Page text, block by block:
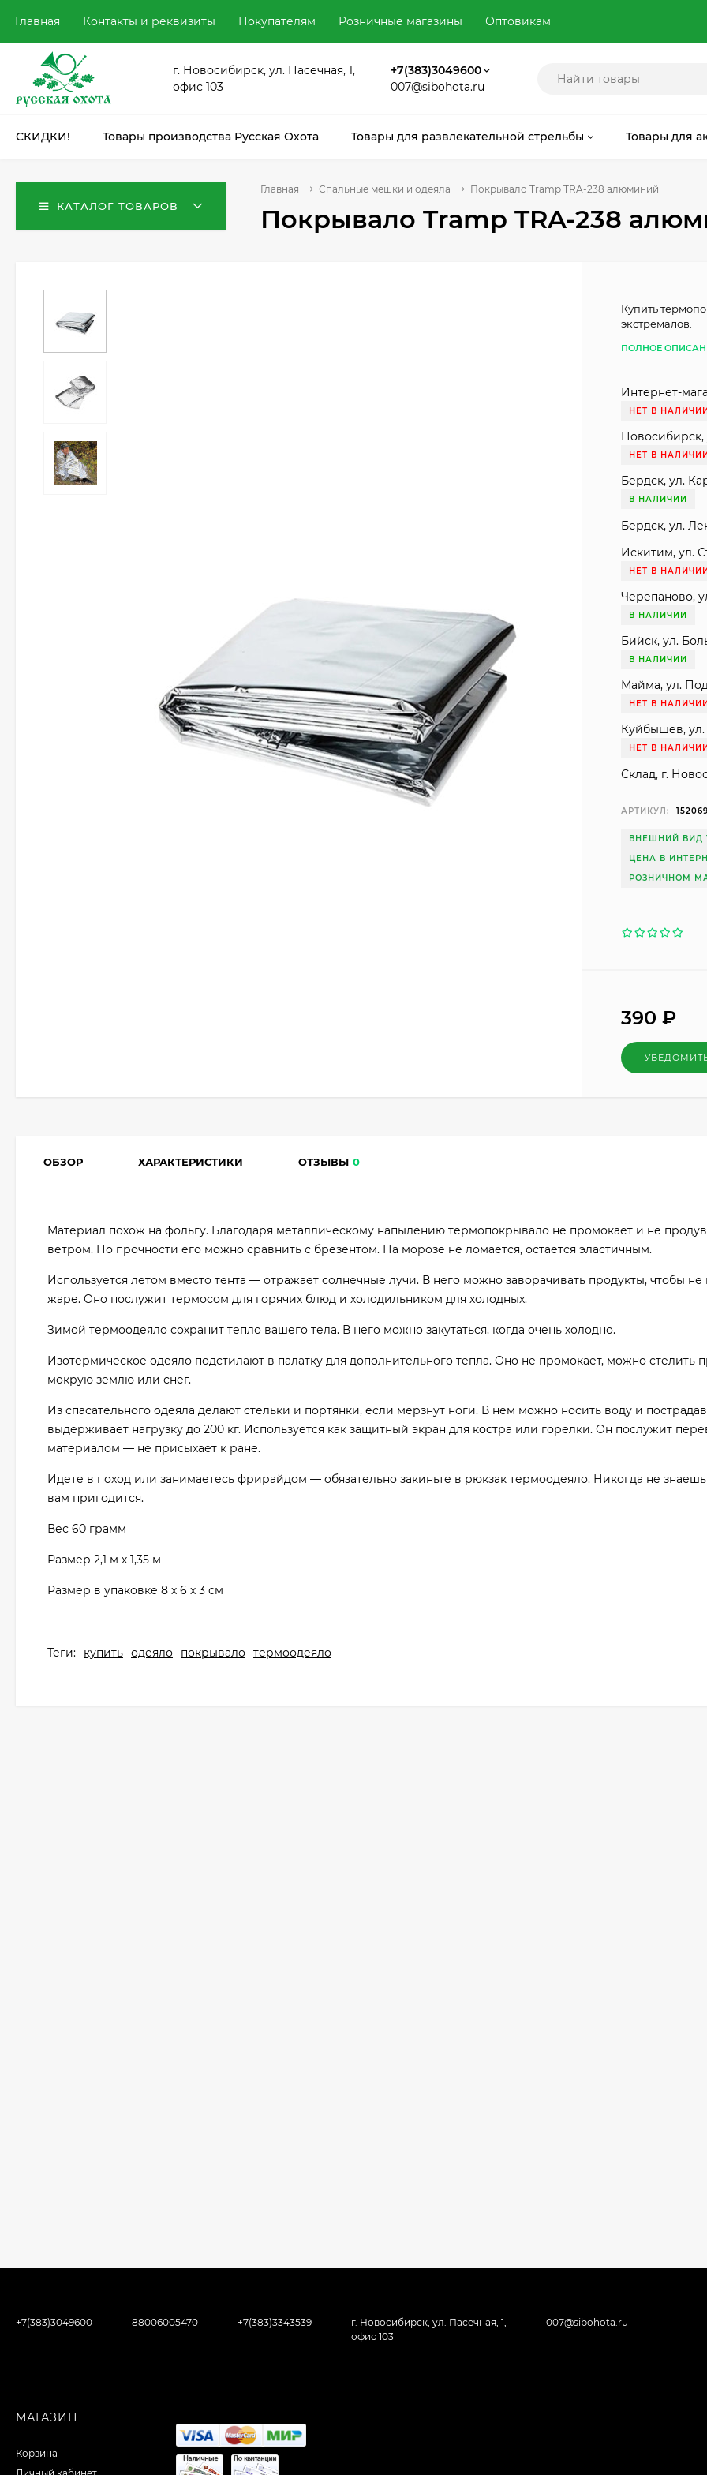
Главная Контакты и реквизиты Покупателям Розничные магазины Оптовикам
г. Новосибирск, ул. Пасечная, 1,
офис 103
+7(383)3049600
007@sibohota.ru
СКИДКИ! Товары производства Русская Охота Товары для развлекательной стрельбы Товары для
КАТАЛОГ ТОВАРОВ
Главная Спальные мешки и одеяла Покрывало Tramp TRA-238 алюминий
Покрывало Tramp TRA-238
Купить
экстремалов.
ПОЛНОЕ
Интернет-
НЕТ В
Новосибирск,
НЕТ В
Бердск, ул.
В НАЛИЧИИ
Бердск, ул.
Искитим, ул.
НЕТ В
Черепаново,
В НАЛИЧИИ
Бийск, ул.
В НАЛИЧИИ
Майма, ул.
НЕТ В
Куйбышев, ул.
НЕТ В
Склад, г.
АРТИКУЛ:
ВНЕШНИЙ ВИД
ЦЕНА В
РОЗНИЧНОМ
390₽
ОБЗОР ХАРАКТЕРИСТИКИ ОТЗЫВЫ 0
Материал похож на фольгу. Благодаря металлическому напылению термопокрывало не промокает и не
ветром. По прочности его можно сравнить с брезентом. На морозе не ломается, остается эластичным.
Используется летом вместо тента — отражает солнечные лучи. В него можно заворачивать продукты, чтобы не
жаре. Оно послужит термосом для горячих блюд и холодильником для холодных.
Зимой термоодеяло сохранит тепло вашего тела. В него можно закутаться, когда очень холодно.
Изотермическое одеяло подстилают в палатку для дополнительного тепла. Оно не промокает, можно стелить
мокрую землю или снег.
Из спасательного одеяла делают стельки и портянки, если мерзнут ноги. В нем можно носить воду и
выдерживает нагрузку до 200 кг. Используется как защитный экран для костра или горелки. Он послужит
материалом — не присыхает к ране.
Идете в поход или занимаетесь фрирайдом — обязательно закиньте в рюкзак термоодеяло. Никогда не
вам пригодится.
Вес 60 грамм
Размер 2,1 м х 1,35 м
Размер в упаковке 8 х 6 х 3 см
Теги: купить одеяло покрывало термоодеяло
+7(383)3049600 88006005470 +7(383)3343539
г. Новосибирск, ул. Пасечная, 1,
офис 103
007@sibohota.ru
МАГАЗИН
Корзина